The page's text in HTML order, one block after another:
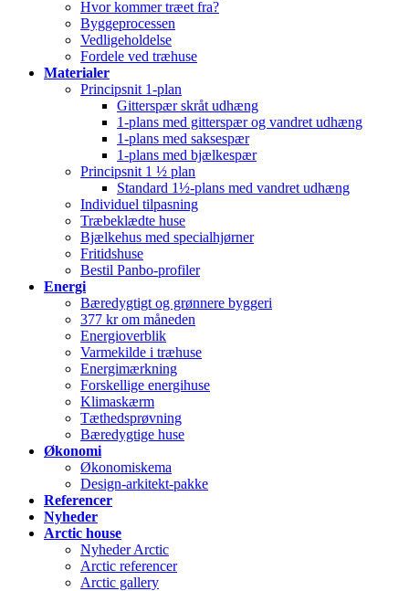
Hvor kommer træet fra?
Byggeprocessen
Vedligeholdelse
Fordele ved træhuse
Materialer
Principsnit 1-plan
Gitterspær skråt udhæng
1-plans med gitterspær og vandret udhæng
1-plans med saksespær
1-plans med bjælkespær
Principsnit 1 ½ plan
Standard 1½-plans med vandret udhæng
Individuel tilpasning
Træbeklædte huse
Bjælkehus med specialhjørner
Fritidshuse
Bestil Panbo-profiler
Energi
Bæredygtigt og grønnere byggeri
377 kr om måneden
Energioverblik
Varmekilde i træhuse
Energimærkning
Forskellige energihuse
Klimaskærm
Tæthedsprøvning
Bæredygtige huse
Økonomi
Økonomiskema
Design-arkitekt-pakke
Referencer
Nyheder
Arctic house
Nyheder Arctic
Arctic referencer
Arctic gallery